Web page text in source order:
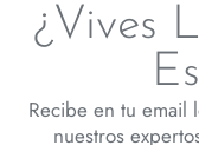
¿Vives
Recibe en tu email
nuestros